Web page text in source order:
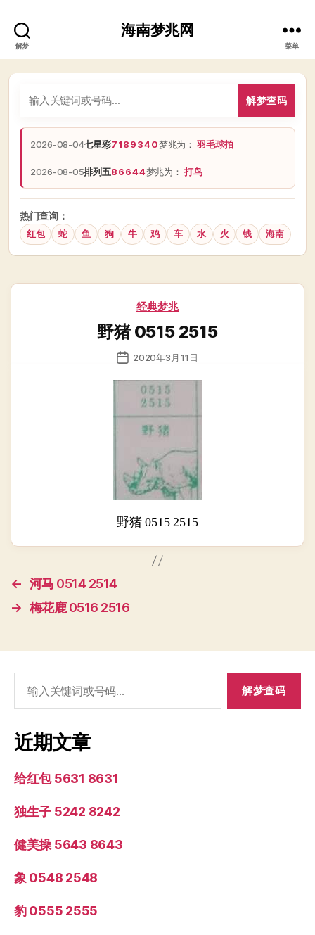
解梦
海南梦兆网
菜单
解梦查码
2026-08-04七星彩7189340梦兆为：羽毛球拍
2026-08-05排列五86644梦兆为：打鸟
热门查询：
红包 蛇 鱼 狗 牛 鸡 车 水 火 钱 海南
分
经典梦兆
野猪 0515 2515
发
日
2020年3月11日
野猪 0515 2515
← 河马 0514 2514
→ 梅花鹿 0516 2516
索：
近期文章
给红包 5631 8631
独生子 5242 8242
健美操 5643 8643
象 0548 2548
豹 0555 2555